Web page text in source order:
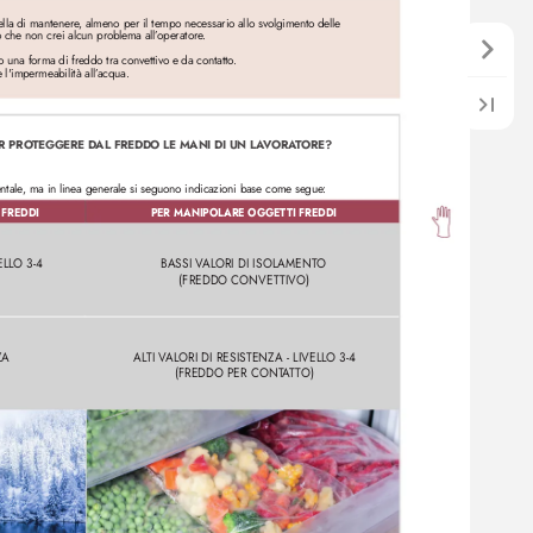
PROTEGGERE DAL FREDDO LE MANI DI UN LAVORATORE?
di mantenere, almeno per il tempo necessario allo svolgimento delle
non crei alcun problema all’operatore.
una forma di freddo tra convettivo e da contatto.
l'impermeabilità all’acqua.
, ma in linea generale si seguono indicazioni base come segue:
PER MANIPOLARE OGGETTI FREDDI
O 3-4
BASSI VALORI DI ISOLAMENTO
(FREDDO CONVETTIVO)
ALTI VALORI DI RESISTENZA - LIVELLO 3-4
(FREDDO PER CONTATTO)